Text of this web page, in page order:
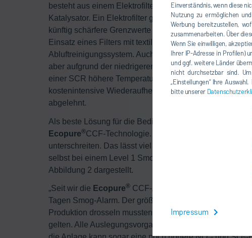
Einverständnis, wenn diese
Nutzung zu ermöglichen
Werbung bereitzustellen,
zusammenarbeiten. Über
Wenn Sie einwilligen,
Ihrer IP-Adresse in Profilen)
und ggf. weitere Länder
nicht durchsetzbar sind.
„Einstellungen“ Ihre
bitte unserer
Impressum
besteht aus einem Elektrofilter und einer
Katalysator. Ein Elektrofilter genügt den aktuellen
künftig schärfere Grenzwerte beim
Einsatz eines Filters mit textilen Schläuchen,
Abluftreinigungssystem. Auch dieses Verfahren hätte
aber aufgrund der niedrigeren optimalen
einer SCR höhere Temperaturen als die
kostenintensive Wiederaufheizung erforderlich. Aus
abgelehnt.
Als beste Lösung für die Bedingungen in der
Ecopure®CCF-Technologie. Sie erreicht
unterschreiten. Das lässt viel Raum für strengere
selbst bei einem Level 1 Smog-Alarm uneingeschränkt
Abbildung 2 dargestellt.
„Seit wir die Ecopure® CCF-Anlage vor etwa einem
Tagen Smog-Alarm. Der größte Vorteil der CCF-Anlage
Produktion drosseln mussten, obwohl unser Standort in
gelten. Alle Auslegungsvorgaben (NO